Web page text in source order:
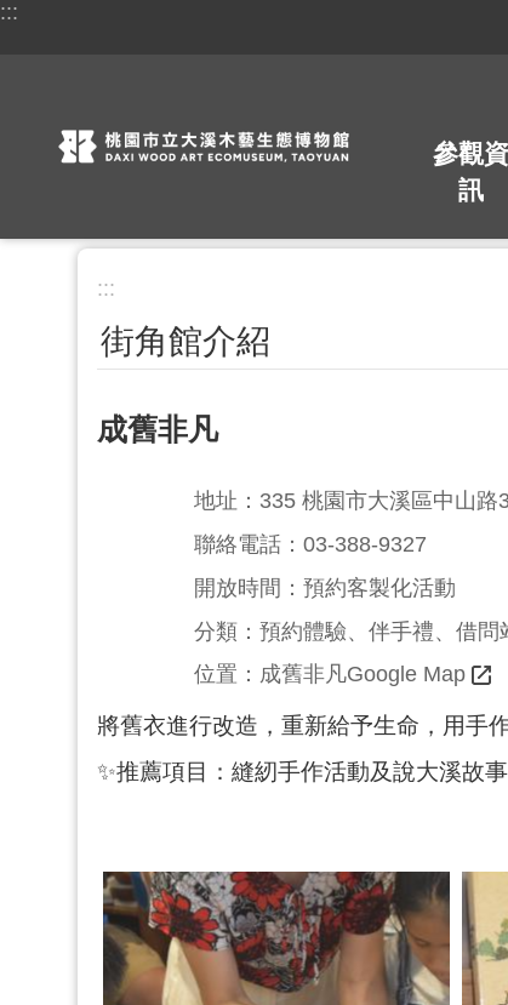
跳到主要內容區塊
:::
參觀資
訊
:::
街角館介紹
成舊非凡
地址：335 桃園市大溪區中山路
聯絡電話：03-388-9327
開放時間：預約客製化活動
分類：預約體驗、伴手禮、借問
		位置：
成舊非凡Google Map
將舊衣進行改造，重新給予生命，用手
✨推薦項目：縫紉手作活動及說大溪故事